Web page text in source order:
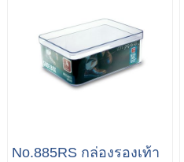
No.885RS กล่องรองเท้า